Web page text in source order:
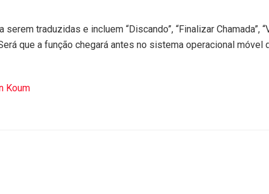
traduzidas e incluem “Discando”, “Finalizar Chamada”,
que a função chegará antes no sistema operacional móvel
Koum